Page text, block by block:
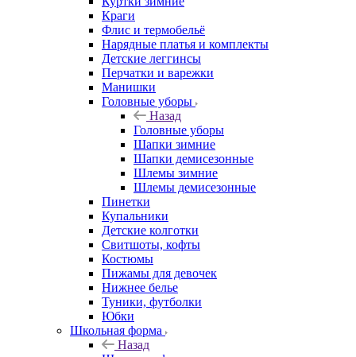
Краги
Флис и термобельё
Нарядные платья и комплекты
Детские леггинсы
Перчатки и варежки
Манишки
Головные уборы
Назад
Головные уборы
Шапки зимние
Шапки демисезонные
Шлемы зимние
Шлемы демисезонные
Пинетки
Купальники
Детские колготки
Свитшоты, кофты
Костюмы
Пижамы для девочек
Нижнее белье
Туники, футболки
Юбки
Школьная форма
Назад